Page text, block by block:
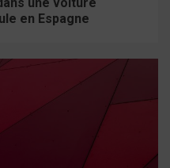
en Espagne